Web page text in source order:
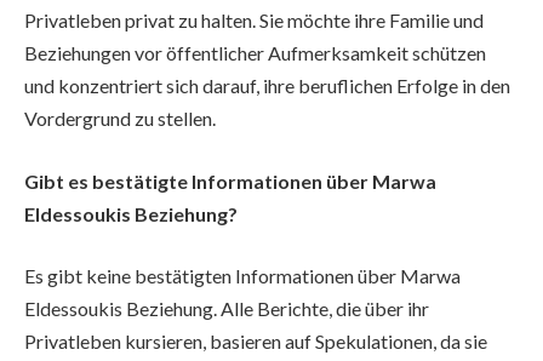
Privatleben privat zu halten. Sie möchte ihre Familie und
Beziehungen vor öffentlicher Aufmerksamkeit schützen
und konzentriert sich darauf, ihre beruflichen Erfolge in den
Vordergrund zu stellen.
Gibt es bestätigte Informationen über Marwa
Eldessoukis Beziehung?
Es gibt keine bestätigten Informationen über Marwa
Eldessoukis Beziehung. Alle Berichte, die über ihr
Privatleben kursieren, basieren auf Spekulationen, da sie